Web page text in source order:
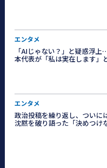
エンタメ
「AIじゃない？」と疑惑浮
本代表が「私は実在します」
エンタメ
政治投稿を繰り返し、つい
沈黙を破り語った「決めつけ